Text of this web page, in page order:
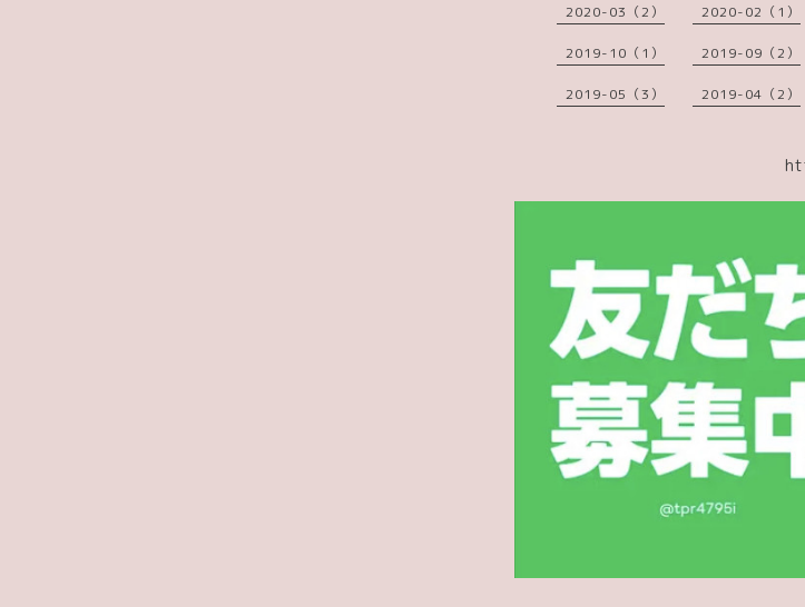
2020-03（2） 2020-02（1）
2019-10（1） 2019-09（2）
2019-05（3） 2019-04（2）